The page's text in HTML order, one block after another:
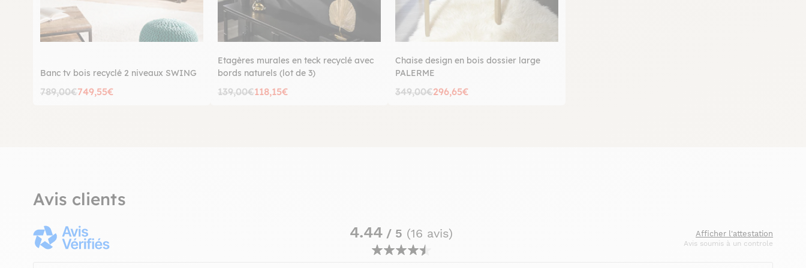
Banc tv bois recyclé 2 niveaux SWING
789,00€749,55€
Etagères murales en teck recyclé avec
bords naturels (lot de 3)
139,00€118,15€
Chaise design en bois dossier large
PALERME
349,00€296,65€
Avis clients
4.44 / 5 (16 avis) Afficher l'attestation
Avis soumis à un controle